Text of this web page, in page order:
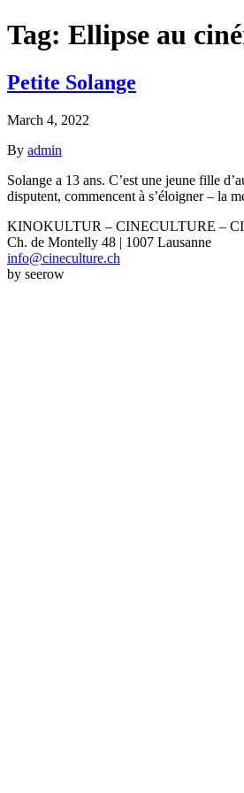
Tag: Ellipse au
Petite Solange
March 4, 2022
By admin
Solange a 13 ans. C’est une jeune fille
disputent, commencent à s’éloigner – la
KINOKULTUR – CINECULTURE –
Ch. de Montelly 48 | 1007 Lausanne
info@cineculture.ch
by seerow